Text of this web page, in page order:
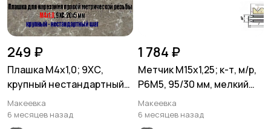
249 ₽
Плашка М4х1,0; 9ХС,
крупный нестандартный
шаг, 20/5 мм.
Макеевка
6 месяцев назад
1 784 ₽
Метчик М15х1,25; к-т, м/р,
Р6М5, 95/30 мм, мелкий
шаг, ГОСТ 3266-81.
Макеевка
6 месяцев назад